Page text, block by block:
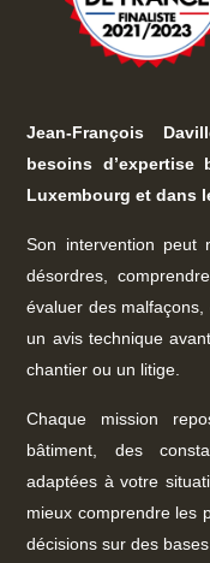
Jean-François
besoins d’expertise
Luxembourg et dans
Son intervention peut
désordres,
évaluer des
un avis technique
chantier ou un litige.
Chaque mission
bâtiment, des
adaptées à votre
mieux comprendre les
décisions sur des